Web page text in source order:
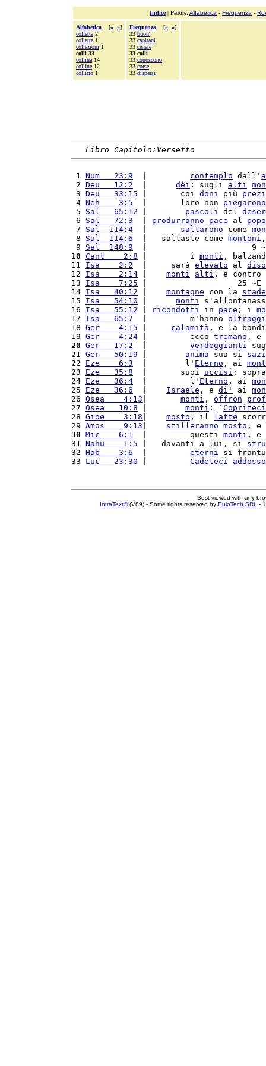
Indice| Parole: Alfabetica - Frequenza -
Alfabetica [« »]
colletta 2
collette 1
collezioni 1
colli 33
collina 14
colline 12
collirio 1
Frequenza [« »]
33 buon'
33 capitani
33 cenere
33 colli
33 conoscono
33 corse
33 dispersi
Libro Capitolo:Versetto
1 Num   23:9 contemplo dall'
2 Deu   12:2 dèi : sugli alti
3 Deu   33:15 |       coi doni più
4 Neh    3:5
  |       loro non
piegarono
5 Sal   65:12 pascoli del
6 Sal   72:3 produrranno pace al
7 Sal  114:4 saltarono come
8 Sal  114:6
  |   saltaste come
montoni
9 Sal  148:9
  |                      9 ~
10 Cant    2:8 |         i monti ,
11 Isa    2:2
  |     sarà
elevato al
12 Isa    2:14 monti alti , e
13 Isa    7:25 |                   25
14 Isa   40:12 montagne con la
15 Isa   54:10 monti
16 Isa   55:12 ricondotti in pace ; i
17 Isa   65:7
  |         m'hanno
18 Ger    4:15 calamità , e la
19 Ger    4:24 |         ecco tremano ,
20 Ger   17:2 verdeggianti
21 Ger   50:19 anima sua si
22 Eze    6:3
  |        l'
Eterno , ai
23 Eze   35:8
  |       suoi
uccisi ;
24 Eze   36:4
  |         l'
Eterno , ai
25 Eze   36:6 Israele , e di' ai
26 Osea    4:13 monti , offron
27 Osea   10:8 monti : ` Copriteci
28 Gioe    3:18 mosto , il latte
29 Amos    9:13 stilleranno mosto ,
30 Mic    6:1
  |         questi
monti , e
31 Nahu    1:5 |   davanti a lui, si
32 Hab    3:6 eterni si
33 Luc   23:30 Cadeteci addosso
Best viewed with any
IntraText®(V89) - Some rights reserved by EuloTech SRL -